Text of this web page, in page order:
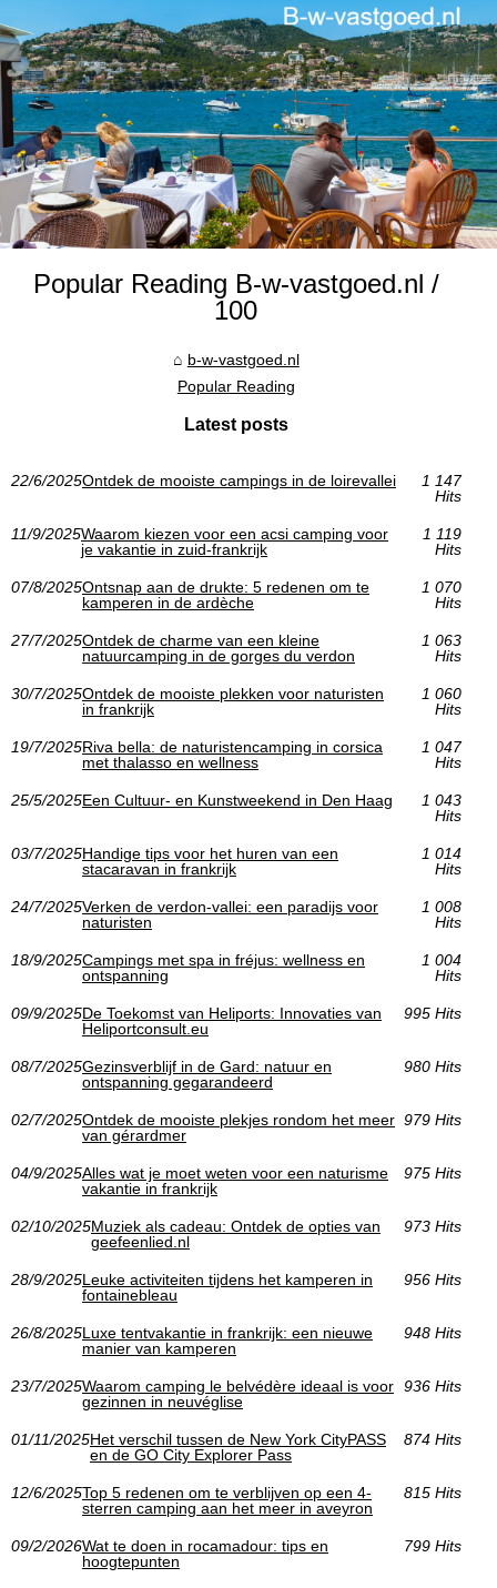
Popular Reading B-w-vastgoed.nl /
100
b-w-vastgoed.nl
Popular Reading
Latest posts
22/6/2025Ontdek de mooiste campings in de loirevallei
1 147
Hits
11/9/2025Waarom kiezen voor een acsi camping voor
je vakantie in zuid-frankrijk
1 119
Hits
07/8/2025Ontsnap aan de drukte: 5 redenen om te
kamperen in de ardèche
1 070
Hits
27/7/2025Ontdek de charme van een kleine
natuurcamping in de gorges du verdon
1 063
Hits
30/7/2025Ontdek de mooiste plekken voor naturisten
in frankrijk
1 060
Hits
19/7/2025Riva bella: de naturistencamping in corsica
met thalasso en wellness
1 047
Hits
25/5/2025Een Cultuur- en Kunstweekend in Den Haag
1 043
Hits
03/7/2025Handige tips voor het huren van een
stacaravan in frankrijk
1 014
Hits
24/7/2025Verken de verdon-vallei: een paradijs voor
naturisten
1 008
Hits
18/9/2025Campings met spa in fréjus: wellness en
ontspanning
1 004
Hits
09/9/2025De Toekomst van Heliports: Innovaties van
Heliportconsult.eu
995 Hits
08/7/2025Gezinsverblijf in de Gard: natuur en
ontspanning gegarandeerd
980 Hits
02/7/2025Ontdek de mooiste plekjes rondom het meer
van gérardmer
979 Hits
04/9/2025Alles wat je moet weten voor een naturisme
vakantie in frankrijk
975 Hits
02/10/2025Muziek als cadeau: Ontdek de opties van
geefeenlied.nl
973 Hits
28/9/2025Leuke activiteiten tijdens het kamperen in
fontainebleau
956 Hits
26/8/2025Luxe tentvakantie in frankrijk: een nieuwe
manier van kamperen
948 Hits
23/7/2025Waarom camping le belvédère ideaal is voor
gezinnen in neuvéglise
936 Hits
01/11/2025Het verschil tussen de New York CityPASS
en de GO City Explorer Pass
874 Hits
12/6/2025Top 5 redenen om te verblijven op een 4-
sterren camping aan het meer in aveyron
815 Hits
09/2/2026Wat te doen in rocamadour: tips en
hoogtepunten
799 Hits